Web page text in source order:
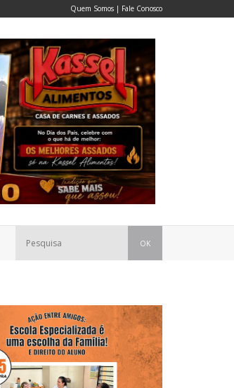
Quem Somos | Fale Conosco
OK